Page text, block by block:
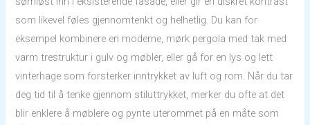
som likevel føles gjennomtenkt og helhetlig. Du kan for
eksempel kombinere en moderne, mørk pergola med tak med
varm trestruktur i gulv og møbler, eller gå for en lys og lett
vinterhage som forsterker inntrykket av luft og rom. Når du tar
deg tid til å tenke gjennom stiluttrykket, merker du ofte at det
blir enklere å møblere og pynte uterommet på en måte som